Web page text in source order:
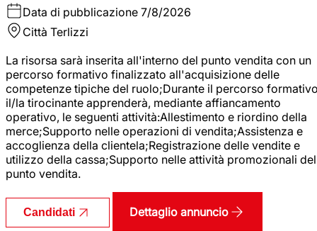
Data di pubblicazione 7/8/2026
Città Terlizzi
La risorsa sarà inserita all'interno del punto vendita con un
percorso formativo finalizzato all'acquisizione delle
competenze tipiche del ruolo;Durante il percorso
il/la tirocinante apprenderà, mediante affiancamento
operativo, le seguenti attività:Allestimento e riordino della
merce;Supporto nelle operazioni di vendita;Assistenza e
accoglienza della clientela;Registrazione delle vendite e
utilizzo della cassa;Supporto nelle attività promozionali del
punto vendita.
Candidati Dettaglio annuncio